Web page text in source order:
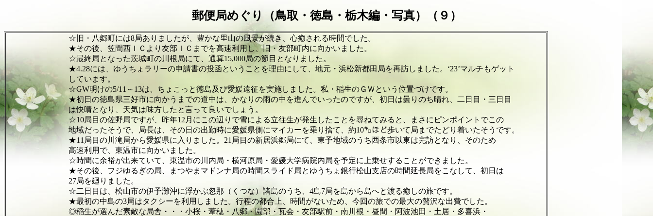
郵便局めぐり（鳥取・徳島・栃木編・写真）（９）
☆旧・八郷町には8局ありましたが、豊かな里山の風景が続き、心癒される時間でした。
★その後、笠間西ＩＣより友部ＩＣまでを高速利用し、旧・友部町内に向かいました。
☆最終局となった茨城町の川根局にて、通算15,000局の節目となりました。
★4.28には、ゆうちょラリーの申請書の投函ということを理由にして、地元・浜松新都田局を再訪しました。‘23’マルチもゲット
しています。
☆GW明けの5/11～13は、ちょこっと徳島及び愛媛遠征を実施しました。私・稲生のＧＷという位置づけです。
★初日の徳島県三好市に向かうまでの道中は、かなりの雨の中を進んでいったのですが、初日は曇りのち晴れ、二日目・三日目
は快晴となり、天気は味方したと言って良いでしょう。
☆10局目の佐野局ですが、昨年12月にこの辺りで雪による立往生が発生したことを尋ねてみると、まさにピンポイントでこの
地域だったそうで、局長は、その日の出勤時に愛媛県側にマイカーを乗り捨て、約10㌔ほど歩いて局までたどり着いたそうです。
★11局目の川滝局から愛媛県に入りました。21局目の新居浜郷局にて、東予地域のうち西条市以東は完訪となり、そのため
高速利用で、東温市に向かいました。
☆時間に余裕が出来ていて、東温市の川内局・横河原局・愛媛大学病院内局を予定に上乗せすることができました。
★その後、フジゆるぎの局、まつやまマドンナ局の時間スライド局とゆうちょ銀行松山支店の時間延長局をこなして、初日は
27局を廻りました。
☆二日目は、松山市の伊予灘沖に浮かぶ忽那（くつな）諸島のうち、4島7局を島から島へと渡る癒しの旅です。
★最初の中島の3局はタクシーを利用しました。行程の都合上、時間がないため、今回の旅での最大の贅沢な出費でした。
◎稲生が選んだ素敵な局舎・・・小桜・葦穂・八郷・園部・瓦会・友部駅前・南川根・昼間・阿波池田・土居・多喜浜・